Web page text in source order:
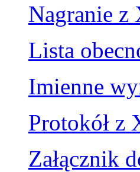
Nagranie z
Lista
Imienne
Protokół z
Załącznik